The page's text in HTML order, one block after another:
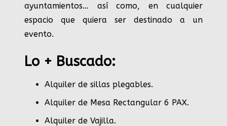
ayuntamientos… así como, en cualquier
espacio que quiera ser destinado a un
evento.
Lo + Buscado:
Alquiler de sillas plegables.
Alquiler de Mesa Rectangular 6 PAX.
Alquiler de Vajilla.